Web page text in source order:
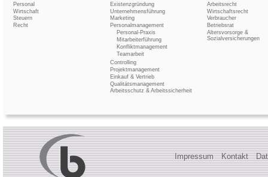
Personal
Wirtschaft
Steuern
Recht
Existenzgründung
Unternehmensführung
Marketing
Personalmanagement
Personal-Praxis
Mitarbeiterführung
Konfliktmanagement
Teamarbeit
Controlling
Projektmanagement
Einkauf & Vertrieb
Qualitätsmanagement
Arbeitsschutz & Arbeitssicherheit
Arbeitsrecht
Wirtschaftsrecht
Verbraucher
Betriebsrat
Altersvorsorge &
Sozialversicherungen
Impressum Kontakt